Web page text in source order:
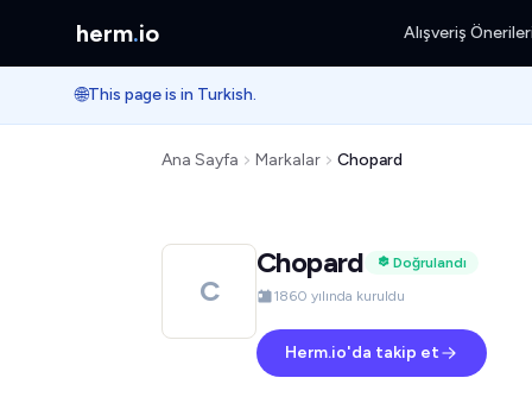
herm.io Alışveriş Önerileri
🌐This page is in Turkish.
Ana Sayfa Markalar Chopard
C
Chopard
Doğrulandı
1860 yılında kuruldu
Herm.io'da takip et